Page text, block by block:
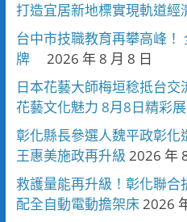
打造宜居新地標實現軌道經
台中市技職教育再攀高峰
牌
2026 年 8 月 8 日
日本花藝大師梅垣稔抵台
花藝文化魅力 8月8日精彩
彰化縣長參選人魏平政彰
王惠美施政再升級 2026 年
救護量能再升級！彰化聯
配全自動電動擔架床2026